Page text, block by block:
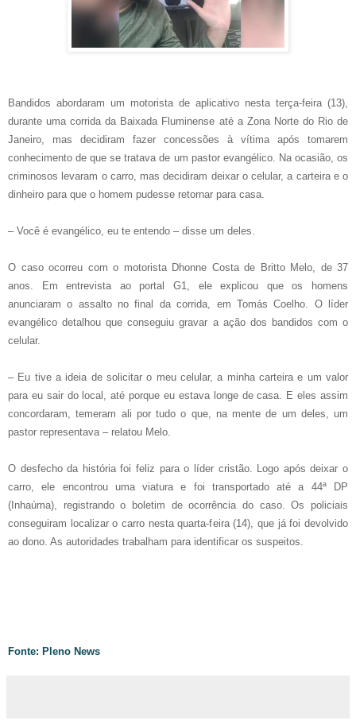
Bandidos abordaram um motorista de aplicativo nesta terça-feira (13),
durante uma corrida da Baixada Fluminense até a Zona Norte do Rio de
Janeiro, mas decidiram fazer concessões à vítima após tomarem
conhecimento de que se tratava de um pastor evangélico. Na ocasião, os
criminosos levaram o carro, mas decidiram deixar o celular, a carteira e o
dinheiro para que o homem pudesse retornar para casa.
– Você é evangélico, eu te entendo – disse um deles.
O caso ocorreu com o motorista Dhonne Costa de Britto Melo, de 37
anos. Em entrevista ao portal G1, ele explicou que os homens
anunciaram o assalto no final da corrida, em Tomás Coelho. O líder
evangélico detalhou que conseguiu gravar a ação dos bandidos com o
celular.
– Eu tive a ideia de solicitar o meu celular, a minha carteira e um valor
para eu sair do local, até porque eu estava longe de casa. E eles assim
concordaram, temeram ali por tudo o que, na mente de um deles, um
pastor representava – relatou Melo.
O desfecho da história foi feliz para o líder cristão. Logo após deixar o
carro, ele encontrou uma viatura e foi transportado até a 44ª DP
(Inhaúma), registrando o boletim de ocorrência do caso. Os policiais
conseguiram localizar o carro nesta quarta-feira (14), que já foi devolvido
ao dono. As autoridades trabalham para identificar os suspeitos.
Fonte: Pleno News